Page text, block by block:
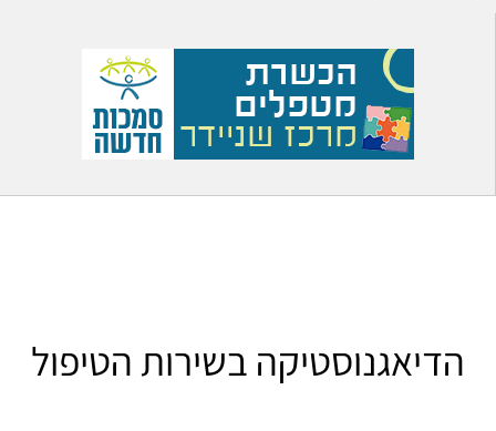
הדיאגנוסטיקה בשירות הטיפול